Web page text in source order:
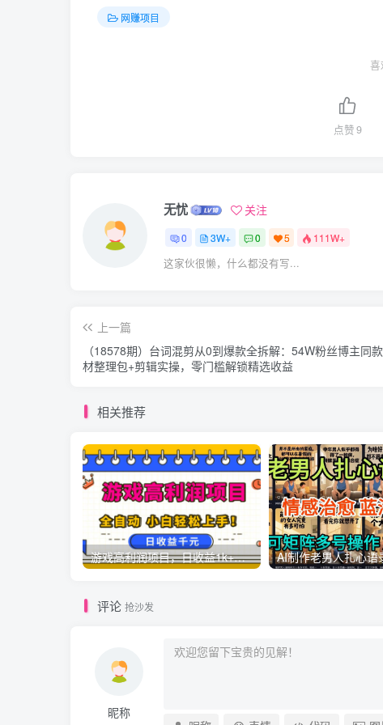
网赚项目
喜
点赞9
无忧 关注
0 3W+ 0 5 111W+
这家伙很懒，什么都没有写...
上一篇
（18578期）台词混剪从0到爆款全拆解：54W粉丝博主同
材整理包+剪辑实操，零门槛解锁精选收益
相关推荐
游戏高利润项目，日收益1k+，全自动，无需值守，解放双手，小白轻松上手【揭秘】
评论 抢沙发
昵称